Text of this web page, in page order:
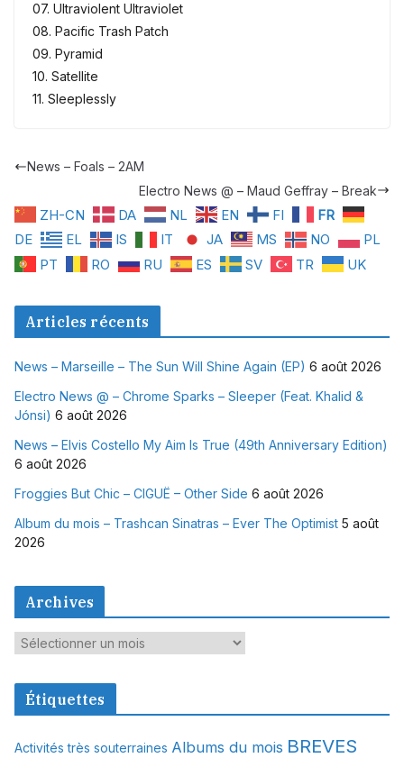
07. Ultraviolent Ultraviolet
08. Pacific Trash Patch
09. Pyramid
10. Satellite
11. Sleeplessly
News – Foals – 2AM
Electro News @ – Maud Geffray – Break
ZH-CN DA NL EN FI
FR
DE
EL IS IT JA MS NO
PL
PT
RO RU ES SV TR UK
Articles récents
News – Marseille – The Sun Will Shine Again (EP) 6 août 2026
Electro News @ – Chrome Sparks – Sleeper (Feat. Khalid &
Jónsi) 6 août 2026
News – Elvis Costello My Aim Is True (49th Anniversary Edition)
6 août 2026
Froggies But Chic – CIGUË – Other Side 6 août 2026
Album du mois – Trashcan Sinatras – Ever The Optimist 5 août
2026
Archives
A
c
v
Étiquettes
Activités très souterraines Albums du mois BREVES